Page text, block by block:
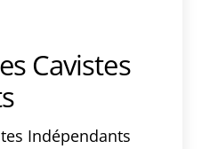
Cavistes
Indépendants